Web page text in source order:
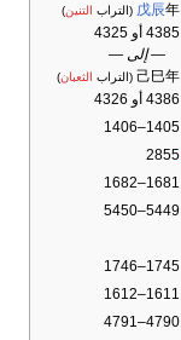
戊辰年 (التراب التنين)
4385 أو 4325
— إلى —
己巳年 (التراب الثعبان)
4386 أو 4326
1405–1406
2855
1681–1682
5449–5450
1745–1746
1611–1612
4790–4791